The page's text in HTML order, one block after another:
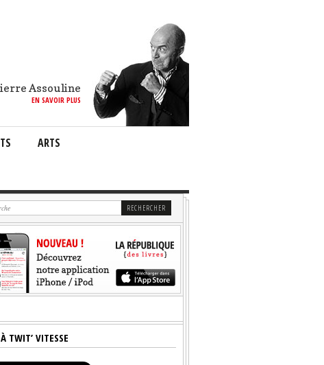
Assouline
EN SAVOIR PLUS
ARTS
À TWIT’ VITESSE